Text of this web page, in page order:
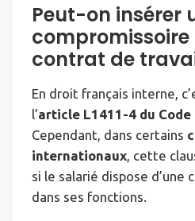
Peut-on insérer
contrat de
En droit français interne,
l’article L1411-4 du
Cependant, dans certains
internationaux, cette
si le salarié dispose d’une
dans ses fonctions.